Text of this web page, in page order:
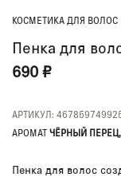
КОСМЕТИКА ДЛЯ ВОЛОС
Пенка для
690 ₽
АРТИКУЛ:
АРОМАТ ЧЁРНЫЙ
Пенка для волос